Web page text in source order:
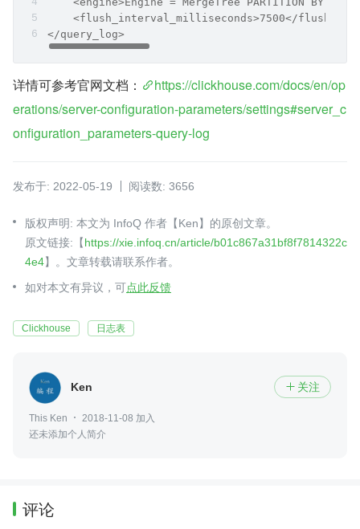
<flush_interval_milliseconds>7500</
</query_log>
详情可参考官网文档：
https://clickhouse.com/docs/en/op
erations/server-configuration-parameters/settings#server_c
onfiguration_parameters-query-log
发布于: 2022-05-19 阅读数: 3656
版权声明: 本文为 InfoQ 作者【Ken】的原创文章。
原文链接:【https://xie.infoq.cn/article/b01c867a31bf8f7814322c
4e4】。文章转载请联系作者。
如对本文有异议，可点此反馈
Clickhouse 日志表
Ken  关注
This Ken
2018-11-08 加入
还未添加个人简介
评论